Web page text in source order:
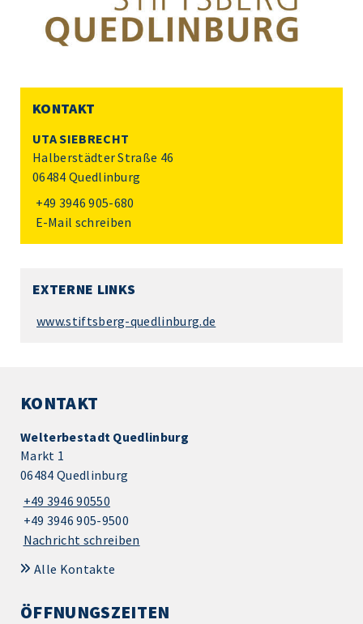
KONTAKT
UTA SIEBRECHT
Halberstädter Straße 46
06484 Quedlinburg
+49 3946 905-680
E-Mail schreiben
EXTERNE LINKS
www.stiftsberg-quedlinburg.de
KONTAKT
Welterbestadt Quedlinburg
Markt 1
06484 Quedlinburg
+49 3946 90550
+49 3946 905-9500
Nachricht schreiben
Alle Kontakte
ÖFFNUNGSZEITEN